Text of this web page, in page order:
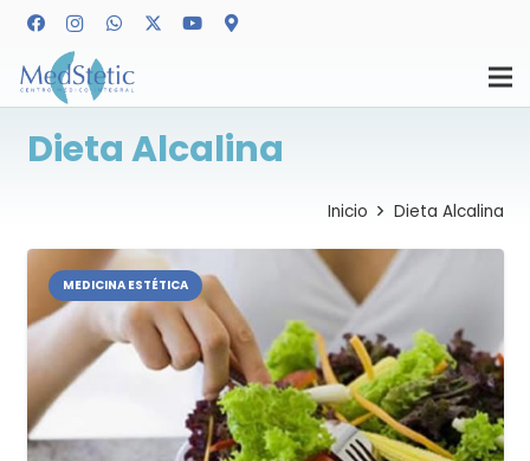
Dieta Alcalina
Inicio Dieta Alcalina
MEDICINA ESTÉTICA